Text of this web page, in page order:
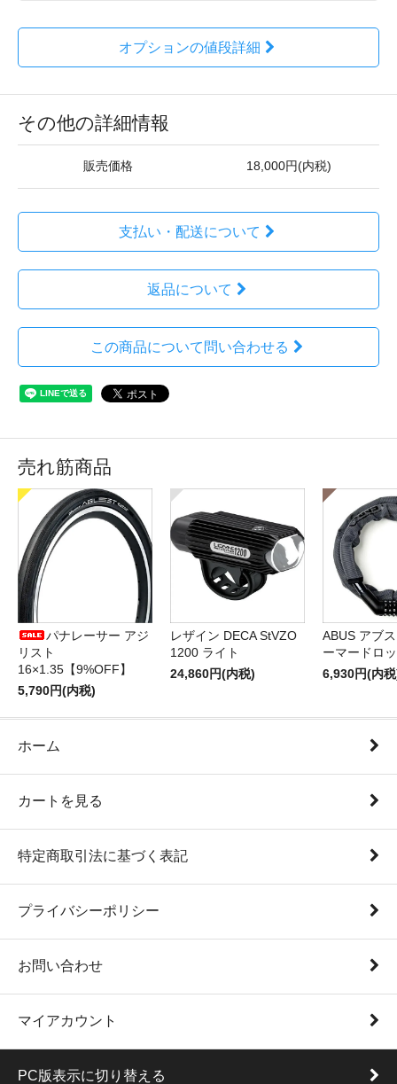
オプションの値段詳細
その他の詳細情報
販売価格 18,000円(内税)
支払い・配送について
返品について
この商品について問い合わせる
売れ筋商品
パナレーサー アジ
リスト
16×1.35【9%OFF】
5,790円(内税)
レザイン DECA StVZO
1200 ライト
24,860円(内税)
ABUS アブ
ーマードロ
6,930円(内
ホーム
カートを見る
特定商取引法に基づく表記
プライバシーポリシー
お問い合わせ
マイアカウント
PC版表示に切り替える